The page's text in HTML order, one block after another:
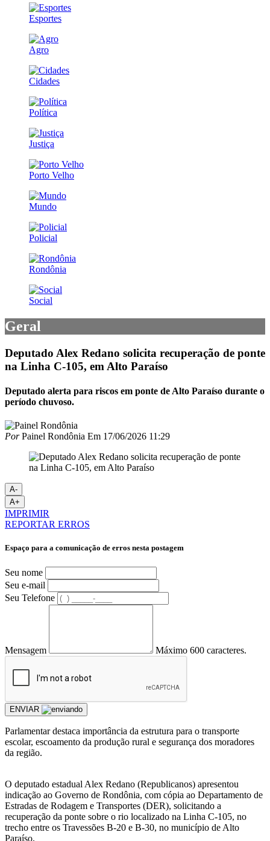
Esportes
Agro
Cidades
Política
Justiça
Porto Velho
Mundo
Policial
Rondônia
Social
Geral
Deputado Alex Redano solicita recuperação de ponte
na Linha C-105, em Alto Paraíso
Deputado alerta para riscos em ponte de Alto Paraíso durante o
período chuvoso.
PorPainel Rondônia Em 17/06/2026 11:29
A-
A+
IMPRIMIR
REPORTAR ERROS
Espaço para a comunicação de erros nesta postagem
Seu nome
Seu e-mail
Seu Telefone
Mensagem Máximo 600 caracteres.
ENVIAR
Parlamentar destaca importância da estrutura para o transporte
escolar, escoamento da produção rural e segurança dos moradores
da região.
O deputado estadual Alex Redano (Republicanos) apresentou
indicação ao Governo de Rondônia, com cópia ao Departamento de
Estradas de Rodagem e Transportes (DER), solicitando a
recuperação da ponte sobre o rio localizado na Linha C-105, no
trecho entre os Travessões B-20 e B-30, no município de Alto
Paraíso.